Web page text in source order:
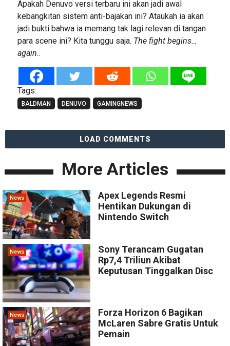
Apakah Denuvo versi terbaru ini akan jadi awal
kebangkitan sistem anti-bajakan ini? Ataukah ia akan
jadi bukti bahwa ia memang tak lagi relevan di tangan
para scene ini? Kita tunggu saja. The fight begins…
again..
Tags:
BALDMAN DENUVO GAMINGNEWS
LOAD COMMENTS
More Articles
News
Apex Legends Resmi
Hentikan Dukungan di
Nintendo Switch
News
Sony Terancam Gugatan
Rp7,4 Triliun Akibat
Keputusan Tinggalkan Disc
News
Forza Horizon 6 Bagikan
McLaren Sabre Gratis Untuk
Pemain